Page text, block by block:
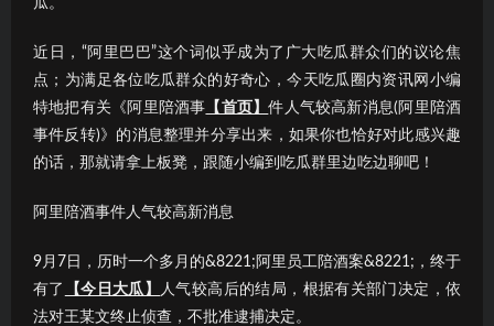
近日，“阿里巴巴”这个词似乎成为了广大吃瓜群众们的议论焦
点；为满足各位吃瓜群众的好奇心，今天吃瓜圈内资讯网小编
特地把有关《阿里陪酒事 【首页】件人气较高新消息(阿里陪酒
事件反转)》的消息整理并分享出来，如果你也恰好对此感兴趣
的话，那就请拿上板凳，跟随小编到吃瓜群里边吃边聊吧！
阿里陪酒事件人气较高新消息
9月7日，历时一个多月的&8221;阿里员工陪酒案&8221;，终于
有了
【今日大瓜】
人气较高后的结局，根据有关部门决定，依
法对王某文终止侦查，不批准逮捕决定。